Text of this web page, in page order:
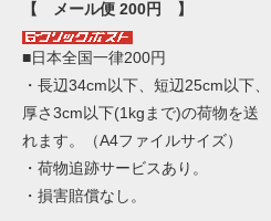
【 メール便 200円 】
■日本全国一律200円
・長辺34cm以下、短辺25cm以下、
厚さ3cm以下(1kgまで)の荷物を送
れます。（A4ファイルサイズ）
・荷物追跡サービスあり。
・損害賠償なし。